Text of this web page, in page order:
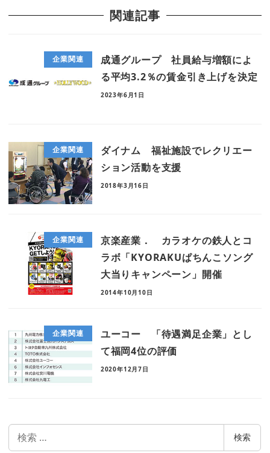
関連記事
企業関連
成通グループ 社員給与増額によ
る平均3.2％の賃金引き上げを決定
2023年6月1日
企業関連
ダイナム 福祉施設でレクリエー
ション活動を支援
2018年3月16日
企業関連
京楽産業． カラオケの鉄人とコ
ラボ「KYORAKUぱちんこソング
大当りキャンペーン」開催
2014年10月10日
企業関連
ユーコー 「待遇満足企業」とし
て福岡4位の評価
2020年12月7日
索
検索